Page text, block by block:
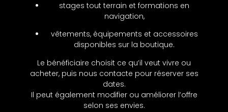
stages tout terrain et formations en
navigation,
vêtements, équipements et accessoires
disponibles sur la boutique.
Le bénéficiaire choisit ce qu’il veut vivre ou
acheter, puis nous contacte pour réserver ses
dates.
Il peut également modifier ou améliorer l’offre
selon ses envies.